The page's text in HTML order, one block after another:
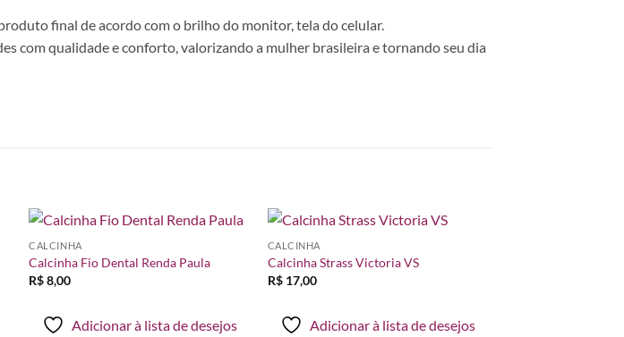
final de acordo com o brilho do monitor, tela do celular.
com qualidade e conforto, valorizando a mulher brasileira e tornando seu dia
à lista de
CALCINHA
Calcinha Fio Dental Renda Paula
R$8,00
Adicionar à lista de desejos
CALCINHA
Calcinha Strass Victoria VS
R$17,00
Adicionar à lista de desejos